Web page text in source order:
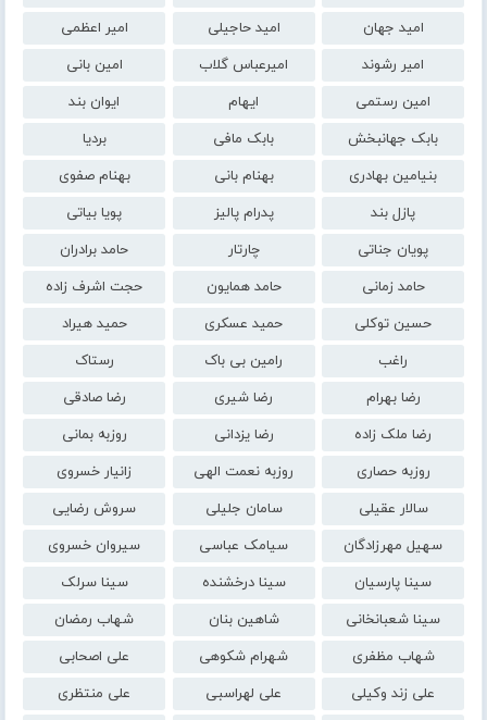
امید جهان
امید حاجیلی
امیر اعظمی
امیر رشوند
امیرعباس گلاب
امین بانی
امین رستمی
ایهام
ایوان بند
بابک جهانبخش
بابک مافی
بردیا
بنیامین بهادری
بهنام بانی
بهنام صفوی
پازل بند
پدرام پالیز
پویا بیاتی
پویان جناتی
چارتار
حامد برادران
حامد زمانی
حامد همایون
حجت اشرف زاده
حسین توکلی
حمید عسکری
حمید هیراد
راغب
رامین بی باک
رستاک
رضا بهرام
رضا شیری
رضا صادقی
رضا ملک زاده
رضا یزدانی
روزبه بمانی
روزبه حصاری
روزبه نعمت الهی
زانیار خسروی
سالار عقیلی
سامان جلیلی
سروش رضایی
سهیل مهرزادگان
سیامک عباسی
سیروان خسروی
سینا پارسیان
سینا درخشنده
سینا سرلک
سینا شعبانخانی
شاهین بنان
شهاب رمضان
شهاب مظفری
شهرام شکوهی
علی اصحابی
علی زند وکیلی
علی لهراسبی
علی منتظری